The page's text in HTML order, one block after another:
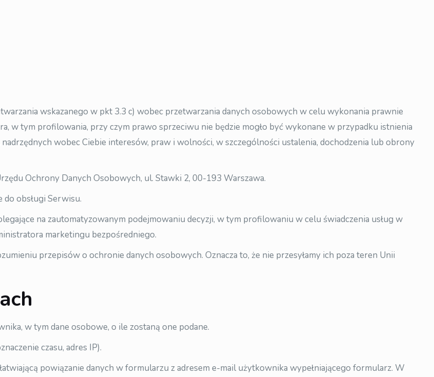
wskazanego w pkt 3.3 c) wobec przetwarzania danych osobowych w celu wykonania prawnie
w tym profilowania, przy czym prawo sprzeciwu nie będzie mogło być wykonane w przypadku istnienia
wobec Ciebie interesów, praw i wolności, w szczególności ustalenia, dochodzenia lub obrony
Ochrony Danych Osobowych, ul. Stawki 2, 00-193 Warszawa.
obsługi Serwisu.
na zautomatyzowanym podejmowaniu decyzji, w tym profilowaniu w celu świadczenia usług w
marketingu bezpośredniego.
przepisów o ochronie danych osobowych. Oznacza to, że nie przesyłamy ich poza teren Unii
w tym dane osobowe, o ile zostaną one podane.
czasu, adres IP).
powiązanie danych w formularzu z adresem e-mail użytkownika wypełniającego formularz. W